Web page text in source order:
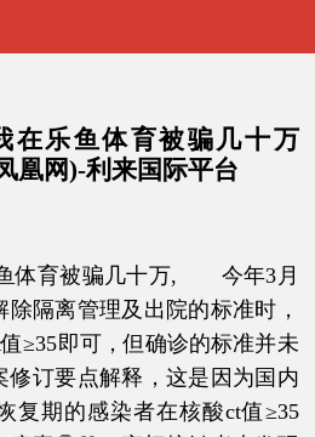
在乐鱼体育被骗几十万
凰网)-利来国际平台
体育被骗几十万, 今年3月
隔离管理及出院的标准时，
≥35即可，但确诊的标准并未
修订要点解释，这是因为国内
复期的感染者在核酸ct值≥35